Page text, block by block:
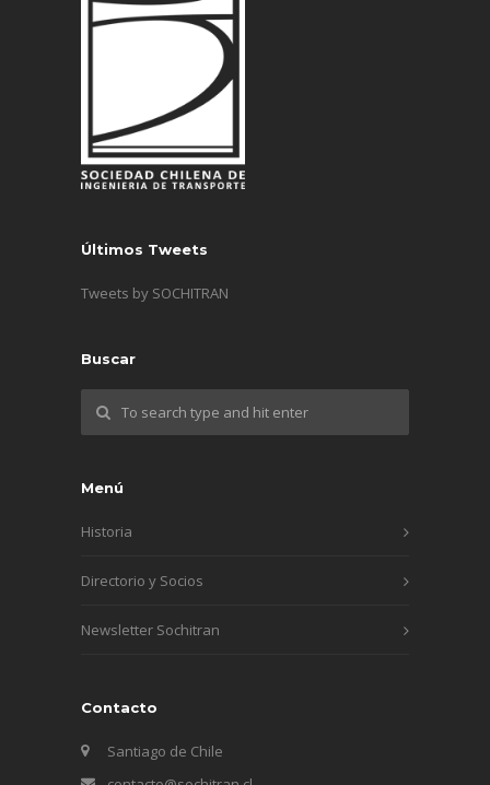
Últimos Tweets
Tweets by SOCHITRAN
Buscar
Menú
Historia
Directorio y Socios
Newsletter Sochitran
Contacto
Santiago de Chile